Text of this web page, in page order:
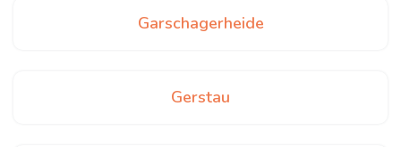
Garschagerheide
Gerstau